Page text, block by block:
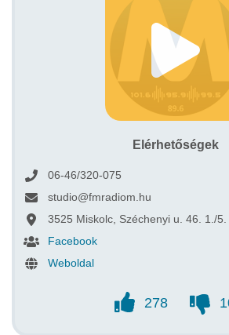
Elérhetőségek
06-46/320-075
studio@fmradiom.hu
3525 Miskolc, Széchenyi u. 46. 1./5.
Facebook
Weboldal
278